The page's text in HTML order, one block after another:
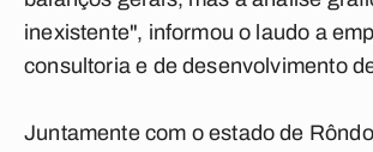
inexistente", informou o laudo a
consultoria e de desenvolvimento
Juntamente com o estado de